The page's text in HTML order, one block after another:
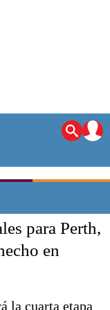
para Perth,
en
la cuarta etapa